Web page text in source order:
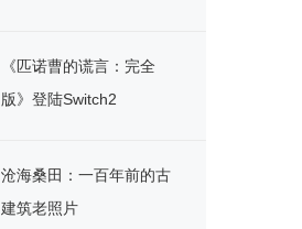
《匹诺曹的谎言：完全
版》登陆Switch2
沧海桑田：一百年前的古
建筑老照片